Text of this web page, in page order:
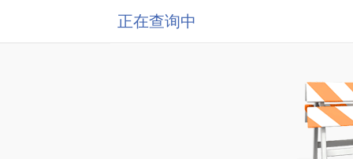
正在查询中